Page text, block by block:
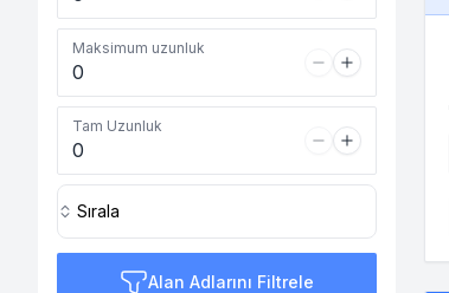
Maksimum uzunluk
Tam Uzunluk
Sırala
Alan Adlarını Filtrele